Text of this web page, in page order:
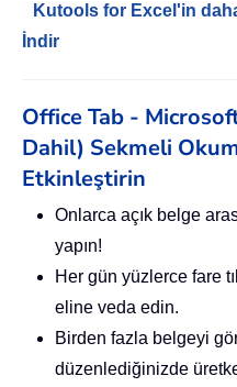
Kutools for Excel'in
İndir
Office Tab -
Dahil) Sekmeli
Etkinleştirin
Onlarca açık belge
yapın!
Her gün yüzlerce fare
eline veda edin.
Birden fazla belgeyi
düzenlediğinizde